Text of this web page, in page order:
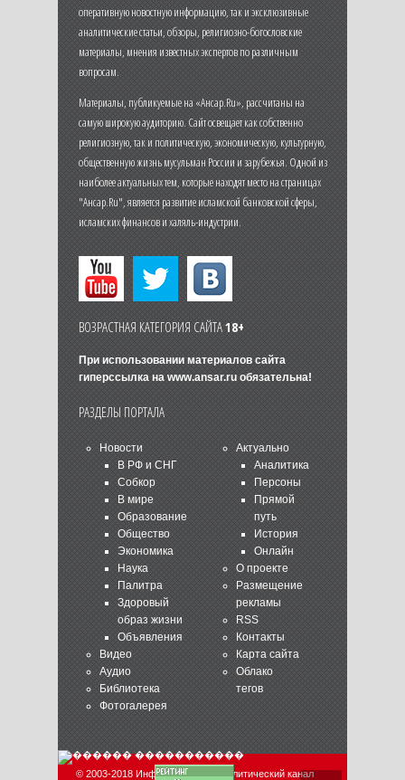
оперативную новостную информацию, так и эксклюзивные
аналитические статьи, обзоры, религиозно-богословские
материалы, мнения известных экспертов по различным
вопросам.
Материалы, публикуемые на «Ансар.Ru», рассчитаны на
самую широкую аудиторию. Сайт освещает как собственно
религиозную, так и политическую, экономическую, культурную,
общественную жизнь мусульман России и зарубежья. Одной из
наиболее актуальных тем, которые находят место на страницах
"Ансар.Ru", является развитие исламской банковской сферы,
исламских финансов и халяль-индустрии.
ВОЗРАСТНАЯ КАТЕГОРИЯ САЙТА18+
При использовании материалов сайта
гиперссылка на www.ansar.ruобязательна!
РАЗДЕЛЫ ПОРТАЛА
Новости
В РФ и СНГ
Собкор
В мире
Образование
Общество
Экономика
Наука
Палитра
Здоровый
образ жизни
Объявления
Видео
Аудио
Библиотека
Фотогалерея
Актуально
Аналитика
Персоны
Прямой
путь
История
Онлайн
О проекте
Размещение
рекламы
RSS
Контакты
Карта сайта
Облако
тегов
© 2003-2018 Информационно-аналитический канал